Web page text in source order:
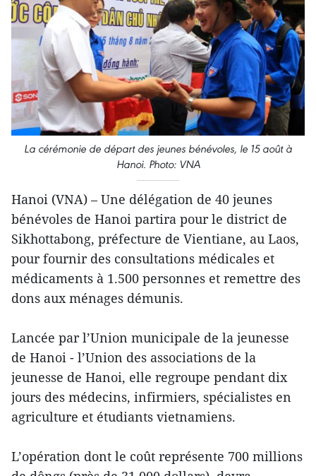
La cérémonie de départ des jeunes bénévoles, le 15 août à
Hanoi. Photo: VNA
Hanoi (VNA) – Une délégation de 40 jeunes
bénévoles de Hanoi partira pour le district de
Sikhottabong, préfecture de Vientiane, au Laos,
pour fournir des consultations médicales et
médicaments à 1.500 personnes et remettre des
dons aux ménages démunis.
Lancée par l’Union municipale de la jeunesse
de Hanoi - l’Union des associations de la
jeunesse de Hanoi, elle regroupe pendant dix
jours des médecins, infirmiers, spécialistes en
agriculture et étudiants vietnamiens.
L’opération dont le coût représente 700 millions